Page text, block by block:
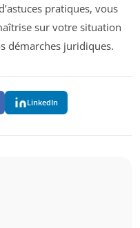
pratiques, vous
sur votre situation
démarches juridiques.
LinkedIn